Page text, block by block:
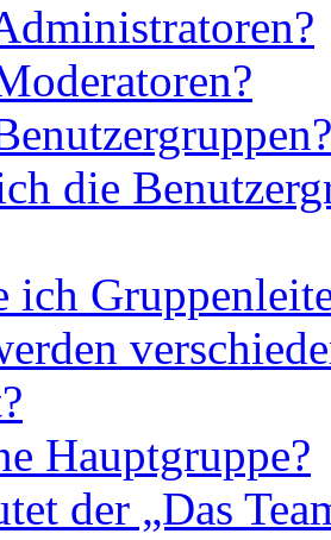
die
ich
Hauptgruppe?
der „Das